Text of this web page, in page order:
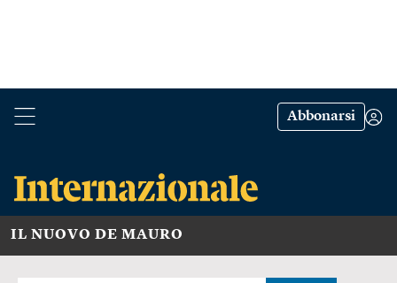
Abbonarsi
IL NUOVO DE MAURO